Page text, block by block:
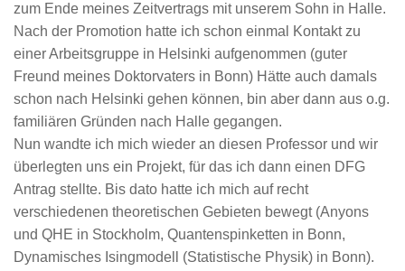
zum Ende meines Zeitvertrags mit unserem Sohn in Halle.
Nach der Promotion hatte ich schon einmal Kontakt zu
einer Arbeitsgruppe in Helsinki aufgenommen (guter
Freund meines Doktorvaters in Bonn) Hätte auch damals
schon nach Helsinki gehen können, bin aber dann aus o.g.
familiären Gründen nach Halle gegangen.
Nun wandte ich mich wieder an diesen Professor und wir
überlegten uns ein Projekt, für das ich dann einen DFG
Antrag stellte. Bis dato hatte ich mich auf recht
verschiedenen theoretischen Gebieten bewegt (Anyons
und QHE in Stockholm, Quantenspinketten in Bonn,
Dynamisches Isingmodell (Statistische Physik) in Bonn).